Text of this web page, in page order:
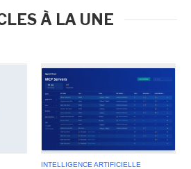
À LA UNE
INTELLIGENCE ARTIFICIELLE